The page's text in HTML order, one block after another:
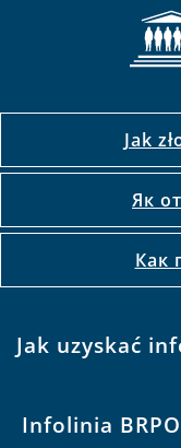
Jak
Як
Как
Jak uzyskać
Infolinia BRPO